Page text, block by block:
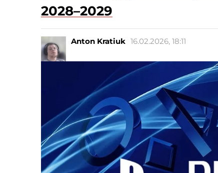
2028–2029
Anton Kratiuk 16.02.2026, 18:11